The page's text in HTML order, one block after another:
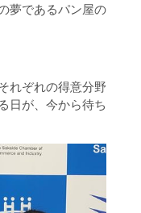
夢であるパン屋の
れぞれの得意分野
日が、今から待ち